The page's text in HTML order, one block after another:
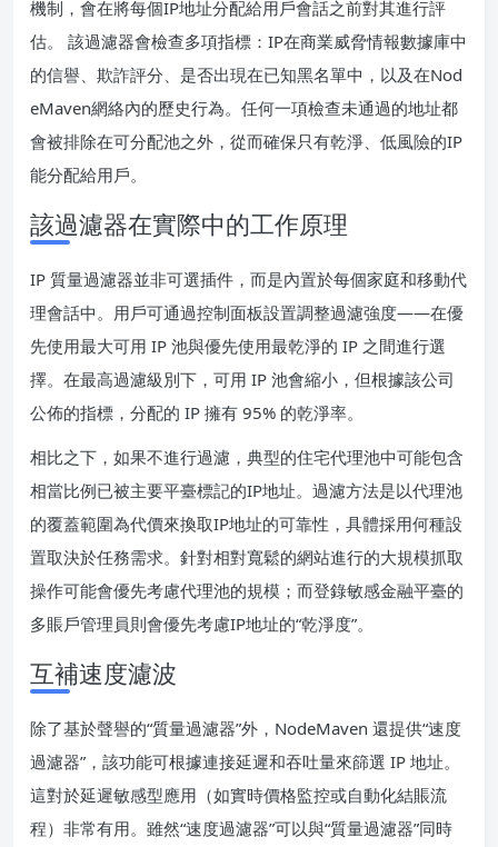
機制，會在將每個IP地址分配給用戶會話之前對其進行評
估。 該過濾器會檢查多項指標：IP在商業威脅情報數據庫中
的信譽、欺詐評分、是否出現在已知黑名單中，以及在Nod
eMaven網絡內的歷史行為。任何一項檢查未通過的地址都
會被排除在可分配池之外，從而確保只有乾淨、低風險的IP
能分配給用戶。
該過濾器在實際中的工作原理
IP 質量過濾器並非可選插件，而是內置於每個家庭和移動代
理會話中。用戶可通過控制面板設置調整過濾強度——在優
先使用最大可用 IP 池與優先使用最乾淨的 IP 之間進行選
擇。在最高過濾級別下，可用 IP 池會縮小，但根據該公司
公佈的指標，分配的 IP 擁有 95% 的乾淨率。
相比之下，如果不進行過濾，典型的住宅代理池中可能包含
相當比例已被主要平臺標記的IP地址。過濾方法是以代理池
的覆蓋範圍為代價來換取IP地址的可靠性，具體採用何種設
置取決於任務需求。針對相對寬鬆的網站進行的大規模抓取
操作可能會優先考慮代理池的規模；而登錄敏感金融平臺的
多賬戶管理員則會優先考慮IP地址的“乾淨度”。
互補速度濾波
除了基於聲譽的“質量過濾器”外，NodeMaven 還提供“速度
過濾器”，該功能可根據連接延遲和吞吐量來篩選 IP 地址。
這對於延遲敏感型應用（如實時價格監控或自動化結賬流
程）非常有用。雖然“速度過濾器”可以與“質量過濾器”同時